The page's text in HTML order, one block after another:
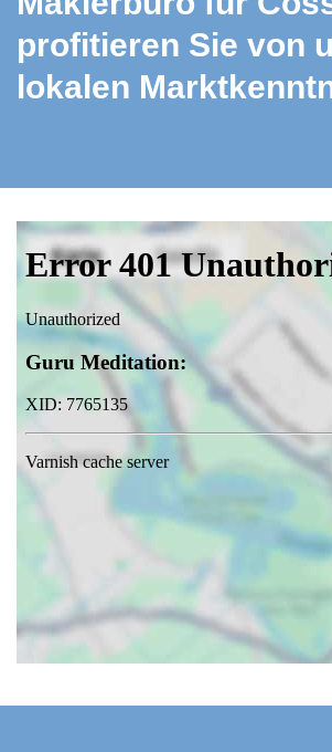
profitieren Sie von
lokalen